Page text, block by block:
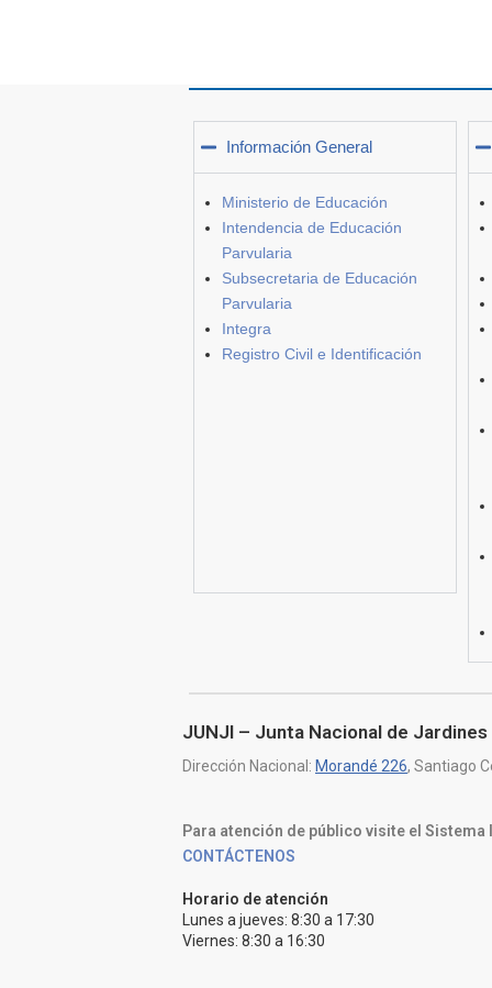
Información General
Ministerio de Educación
Intendencia de Educación
Parvularia
Subsecretaria de Educación
Parvularia
Integra
Registro Civil e Identificación
JUNJI – Junta Nacional de
Dirección Nacional: Morandé 226, Santiago
Para atención de público visite el
CONTÁCTENOS
Horario de atención
Lunes a jueves: 8:30 a 17:30
Viernes: 8:30 a 16:30